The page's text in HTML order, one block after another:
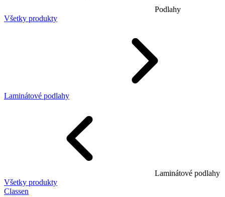
Podlahy
Všetky produkty
Laminátové podlahy
Laminátové podlahy
Všetky produkty
Classen